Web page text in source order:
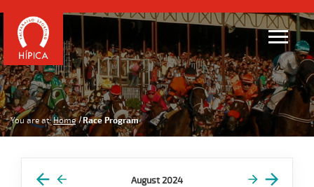
You are at: Home Race Program
August 2024